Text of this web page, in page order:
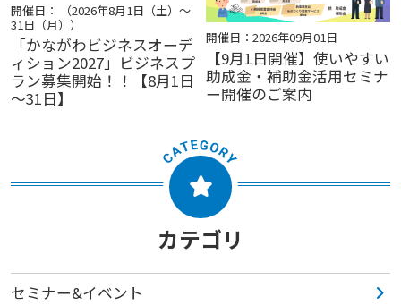
開催日： （2026年8月1日（土）～
31日（月））
「かながわビジネスオーデ
ィション2027」ビジネスプ
ラン募集開始！！【8月1日
～31日】
開催日：2026年09月01日
【9月1日開催】使いやすい
助成金・補助金活用セミナ
ー開催のご案内
カテゴリ
セミナー&イベント